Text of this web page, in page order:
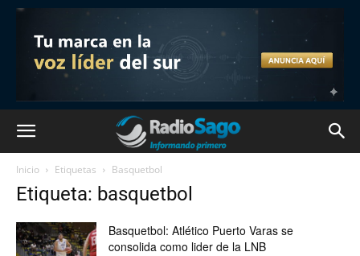
Inicio Etiquetas Basquetbol
Etiqueta: basquetbol
Basquetbol: Atlético Puerto Varas se
consolida como lider de la LNB